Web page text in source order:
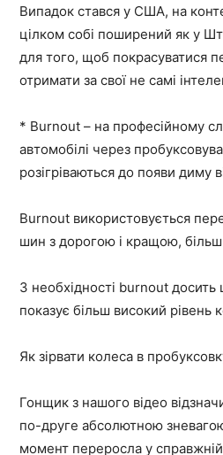
Випадок стався у США, на
цілком собі поширений як у
для того, щоб покрасуватися
отримати за свої не самі
* Burnout – на професійному
автомобілі через
розігріваються до появи
Burnout використовується
шин з дорогою і кращою, більш
З необхідності burnout
показує більш високий
Як зірвати колеса в
Гонщик з нашого відео
по-друге абсолютною
момент переросла у